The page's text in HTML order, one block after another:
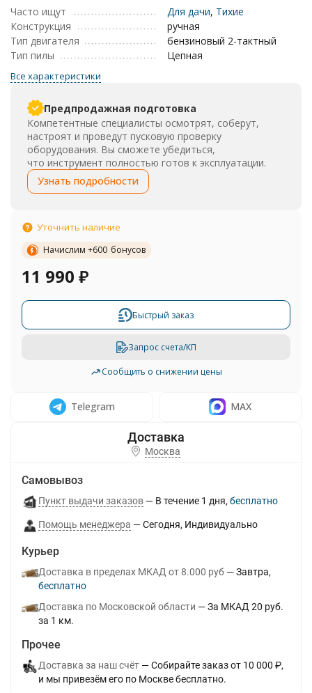
Часто ищут Для дачи, Тихие
Конструкция
ручная
Тип двигателя
бензиновый 2-тактный
Тип пилы
Цепная
Все характеристики
Предпродажная подготовка
Компетентные специалисты осмотрят, соберут,
настроят и проведут пусковую проверку
оборудования. Вы сможете убедиться,
что инструмент полностью готов к эксплуатации.
Узнать подробности
Уточнить наличие
Начислим +600 бонусов
11 990 ₽
Быстрый заказ
Запрос счета/КП
Сообщить о снижении цены
Telegram MAX
Москва
Самовывоз
Пункт выдачи заказов В течение 1 дня Бесплатно
Помощь менеджера Сегодня Индивидуально
Курьер
Доставка в пределах МКАД от 8.000 руб
Завтра
Бесплатно
Доставка по Московской области
За МКАД 20 руб.
за 1 км.
Прочее
Доставка за наш счёт
Собирайте заказ от 10 000 ₽,
и мы привезём его по Москве бесплатно.